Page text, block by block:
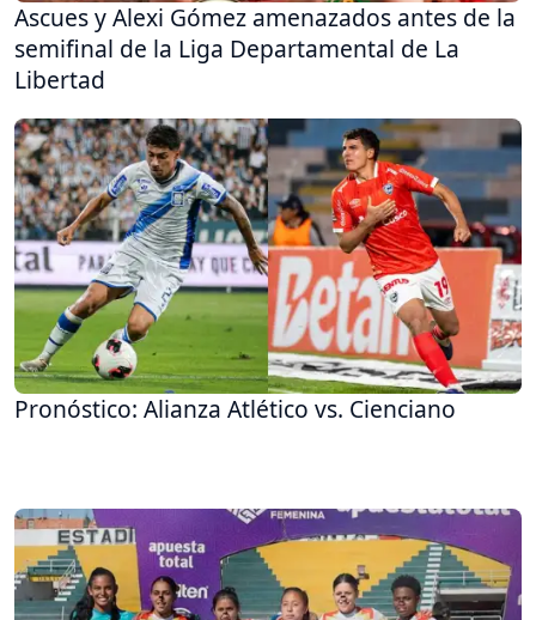
Ascues y Alexi Gómez amenazados antes de la
semifinal de la Liga Departamental de La
Libertad
Pronóstico: Alianza Atlético vs. Cienciano